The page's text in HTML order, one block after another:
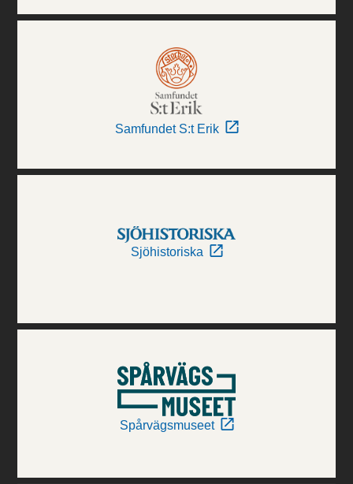
Samfundet S:t Erik
Sjöhistoriska
Spårvägsmuseet